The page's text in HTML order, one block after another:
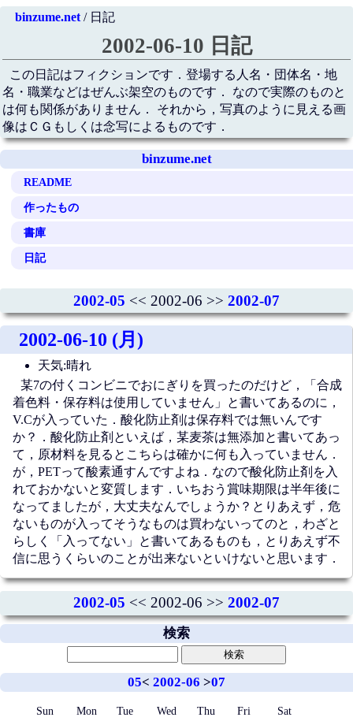
binzume.net/ 日記
2002-06-10 日記
この日記はフィクションです．登場する人名・団体名・地
名・職業などはぜんぶ架空のものです． なので実際のものと
は何も関係がありません． それから，写真のように見える画
像はＣＧもしくは念写によるものです．
binzume.net
README
作ったもの
書庫
日記
2002-05 << 2002-06 >> 2002-07
2002-06-10 (月)
天気:晴れ
某7の付くコンビニでおにぎりを買ったのだけど，「合成
着色料・保存料は使用していません」と書いてあるのに，
V.Cが入っていた．酸化防止剤は保存料では無いんです
か？．酸化防止剤といえば，某麦茶は無添加と書いてあっ
て，原材料を見るとこちらは確かに何も入っていません．
が，PETって酸素通すんですよね．なので酸化防止剤を入
れておかないと変質します．いちおう賞味期限は半年後に
なってましたが，大丈夫なんでしょうか？とりあえず，危
ないものが入ってそうなものは買わないってのと，わざと
らしく「入ってない」と書いてあるものも，とりあえず不
信に思うくらいのことが出来ないといけないと思います．
2002-05 << 2002-06 >> 2002-07
検索
05< 2002-06 >07
Sun Mon Tue Wed Thu Fri Sat